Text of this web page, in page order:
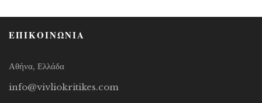
ΕΠΙΚΟΙΝΩΝΙΑ
Αθήνα, Ελλάδα
info@vivliokritikes.com